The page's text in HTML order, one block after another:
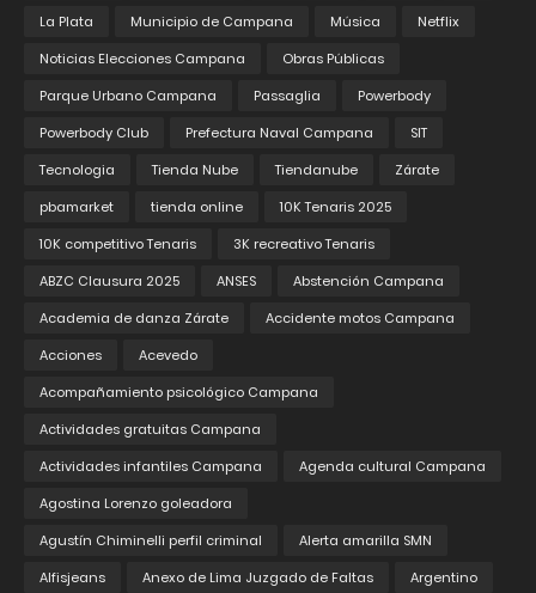
La Plata
Municipio de Campana Música
Netflix
Noticias Elecciones Campana
Obras Públicas
Parque Urbano Campana
Passaglia
Powerbody
Powerbody Club
Prefectura Naval Campana
SIT
Tecnologia
Tienda Nube Tiendanube
Zárate
pbamarket
tienda online
10K Tenaris 2025
10K competitivo Tenaris
3K recreativo Tenaris
ABZC Clausura 2025
ANSES
Abstención Campana
Academia de danza Zárate
Accidente motos Campana
Acciones
Acevedo
Acompañamiento psicológico Campana
Actividades gratuitas Campana
Actividades infantiles Campana
Agenda cultural Campana
Agostina Lorenzo goleadora
Agustín Chiminelli perfil criminal
Alerta amarilla SMN
Alfisjeans
Anexo de Lima Juzgado de Faltas
Argentino